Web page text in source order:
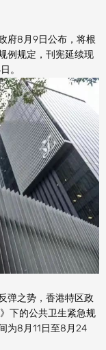
府8月9日公布，将根
例规定，刊宪延续现
。
弹之势，香港特区政
下的公共卫生紧急规
为8月11日至8月24